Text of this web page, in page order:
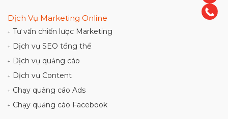
Dịch Vụ Marketing Online
+ Tư vấn chiến lược Marketing
+ Dịch vụ SEO tổng thể
+ Dịch vụ quảng cáo
+ Dịch vụ Content
+ Chạy quảng cáo Ads
+ Chạy quảng cáo Facebook